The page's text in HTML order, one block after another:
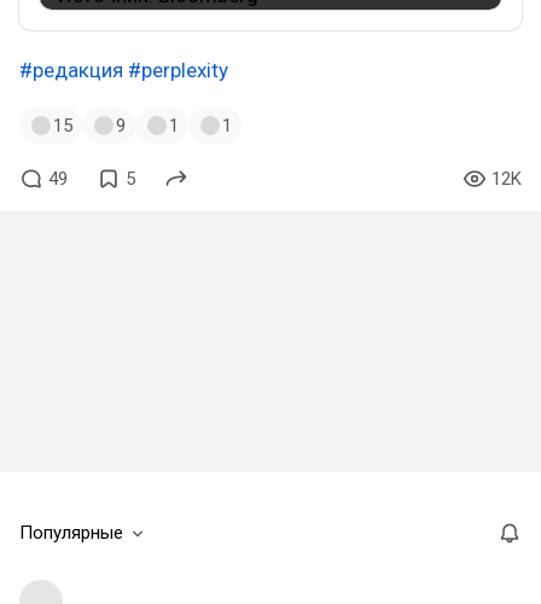
#редакция #perplexity
15 9 1 1
49 5 12K
Популярные